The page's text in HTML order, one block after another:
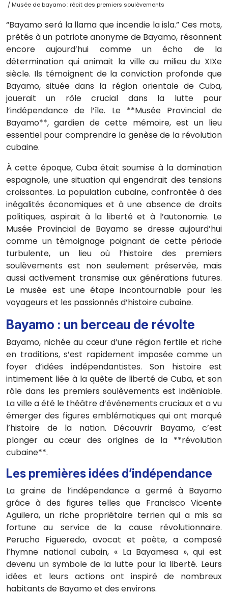
/ Musée de bayamo : récit des premiers soulèvements
“Bayamo será la llama que incendie la isla.” Ces mots,
prêtés à un patriote anonyme de Bayamo, résonnent
encore aujourd’hui comme un écho de la
détermination qui animait la ville au milieu du XIXe
siècle. Ils témoignent de la conviction profonde que
Bayamo, située dans la région orientale de Cuba,
jouerait un rôle crucial dans la lutte pour
l’indépendance de l’île. Le **Musée Provincial de
Bayamo**, gardien de cette mémoire, est un lieu
essentiel pour comprendre la genèse de la révolution
cubaine.
À cette époque, Cuba était soumise à la domination
espagnole, une situation qui engendrait des tensions
croissantes. La population cubaine, confrontée à des
inégalités économiques et à une absence de droits
politiques, aspirait à la liberté et à l’autonomie. Le
Musée Provincial de Bayamo se dresse aujourd’hui
comme un témoignage poignant de cette période
turbulente, un lieu où l’histoire des premiers
soulèvements est non seulement préservée, mais
aussi activement transmise aux générations futures.
Le musée est une étape incontournable pour les
voyageurs et les passionnés d’histoire cubaine.
Bayamo : un berceau de révolte
Bayamo, nichée au cœur d’une région fertile et riche
en traditions, s’est rapidement imposée comme un
foyer d’idées indépendantistes. Son histoire est
intimement liée à la quête de liberté de Cuba, et son
rôle dans les premiers soulèvements est indéniable.
La ville a été le théâtre d’événements cruciaux et a vu
émerger des figures emblématiques qui ont marqué
l’histoire de la nation. Découvrir Bayamo, c’est
plonger au cœur des origines de la **révolution
cubaine**.
Les premières idées d’indépendance
La graine de l’indépendance a germé à Bayamo
grâce à des figures telles que Francisco Vicente
Aguilera, un riche propriétaire terrien qui a mis sa
fortune au service de la cause révolutionnaire.
Perucho Figueredo, avocat et poète, a composé
l’hymne national cubain, « La Bayamesa », qui est
devenu un symbole de la lutte pour la liberté. Leurs
idées et leurs actions ont inspiré de nombreux
habitants de Bayamo et des environs.